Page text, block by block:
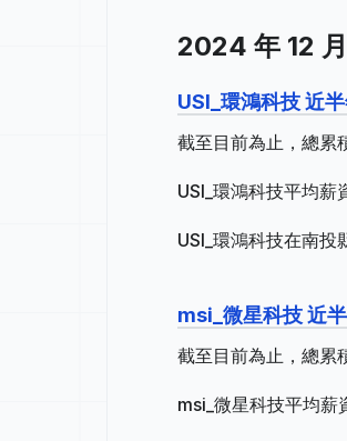
2024 年 12
USI_環鴻科技 近
截至目前為止，總累
USI_環鴻科技平均薪
USI_環鴻科技在南投
msi_微星科技 近
截至目前為止，總累
msi_微星科技平均薪